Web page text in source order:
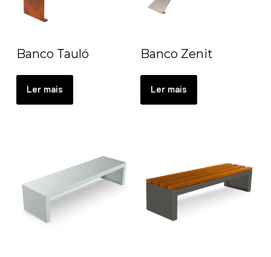
Banco Tauló
Ler mais
Banco Zenit
Ler mais